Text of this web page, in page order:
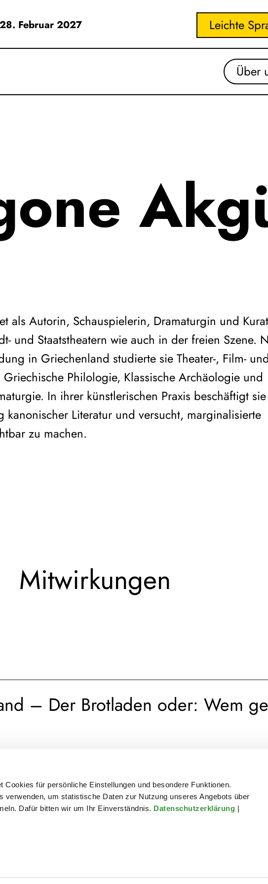
Cookies für persönliche Einstellungen und besondere Funktionen.
verwenden, um statistische Daten zur Nutzung unseres Angebots über
Dafür bitten wir um Ihr Einverständnis. Datenschutzerklärung |
Februar 2027 Leichte
Über
als Autorin, Schauspielerin, Dramaturgin und
und Staatstheatern wie auch in der freien Szene.
in Griechenland studierte sie Theater-, Film- und
Philologie, Klassische Archäologie und
In ihrer künstlerischen Praxis beschäftigt
kanonischer Literatur und versucht, marginalisierte
zu machen.
Mitwirkungen
– Der Brotladen oder: Wem